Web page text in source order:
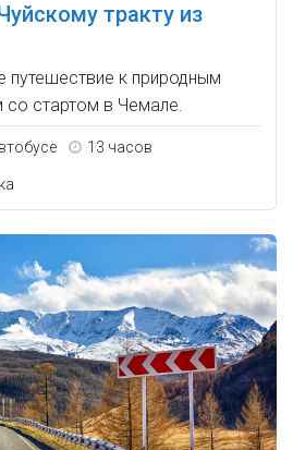
тракту из
путешествие к природным
со стартом в Чемале.
13 часов